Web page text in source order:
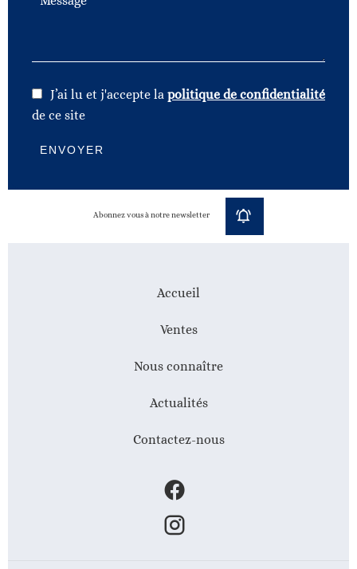
J’ai lu et j'accepte la politique de confidentialité
de ce site
ENVOYER
Abonnez vous à notre newsletter
Accueil
Ventes
Nous connaître
Actualités
Contactez-nous